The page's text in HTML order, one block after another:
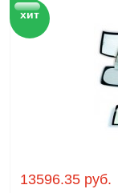
хит
13596.35 руб.